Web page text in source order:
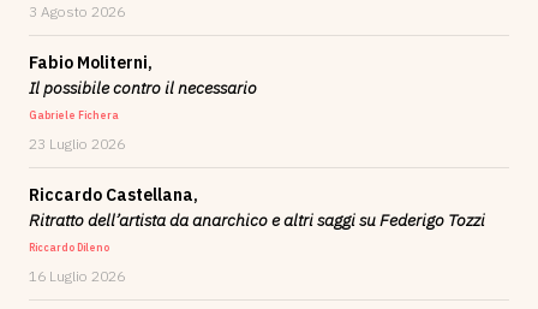
3 Agosto 2026
Fabio Moliterni,
Il possibile contro il necessario
Gabriele Fichera
23 Luglio 2026
Riccardo Castellana,
Ritratto dell’artista da anarchico e altri saggi su Federigo Tozzi
Riccardo Dileno
16 Luglio 2026